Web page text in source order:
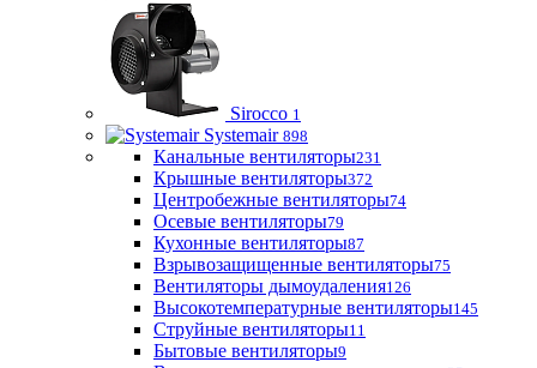
Sirocco 1
Systemair 898
Канальные вентиляторы231
Крышные вентиляторы372
Центробежные вентиляторы74
Осевые вентиляторы79
Кухонные вентиляторы87
Взрывозащищенные вентиляторы75
Вентиляторы дымоудаления126
Высокотемпературные вентиляторы145
Струйные вентиляторы11
Бытовые вентиляторы9